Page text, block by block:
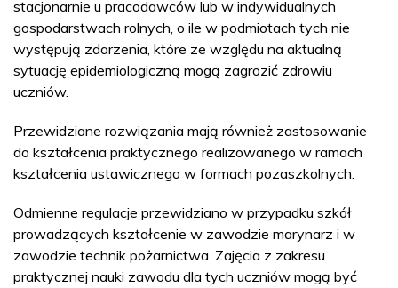
stacjonarnie u pracodawców lub w indywidualnych
gospodarstwach rolnych, o ile w podmiotach tych nie
występują zdarzenia, które ze względu na aktualną
sytuację epidemiologiczną mogą zagrozić zdrowiu
uczniów.
Przewidziane rozwiązania mają również zastosowanie
do kształcenia praktycznego realizowanego w ramach
kształcenia ustawicznego w formach pozaszkolnych.
Odmienne regulacje przewidziano w przypadku szkół
prowadzących kształcenie w zawodzie marynarz i w
zawodzie technik pożarnictwa. Zajęcia z zakresu
praktycznej nauki zawodu dla tych uczniów mogą być